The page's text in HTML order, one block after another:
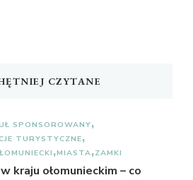
CZYTANE
SPONSOROWANY
TURYSTYCZNE
MIASTA ZAMKI
kraju ołomunieckim – co